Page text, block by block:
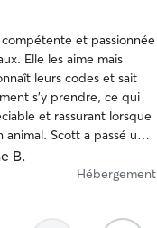
compétente et passionnée
Elle les aime mais
leurs codes et sait
s’y prendre, ce qui
et rassurant lorsque
animal. Scott a passé un
nous le confierons à
lorsque nous en auront
B.
Hébergement